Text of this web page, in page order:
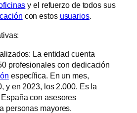
y el refuerzo de todos sus
con estos usuarios.
La entidad cuenta
profesionales con dedicación
específica. En un mes,
y en 2023, los 2.000. Es la
con asesores
personas mayores.